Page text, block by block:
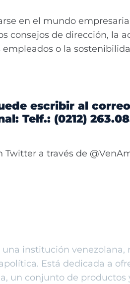
en el mundo
consejos de dirección, la
o la
escribir al
Telf.: (0212)
a través de
institución
Está dedicada a
un conjunto de productos